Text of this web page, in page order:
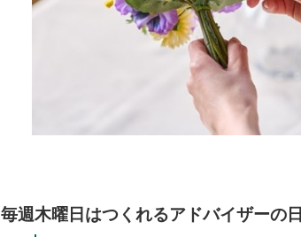
毎週木曜日はつくれるアドバイザーの日